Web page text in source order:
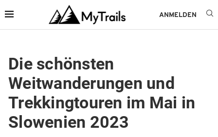
ANMELDEN
Die schönsten
Weitwanderungen und
Trekkingtouren im Mai in
Slowenien 2023